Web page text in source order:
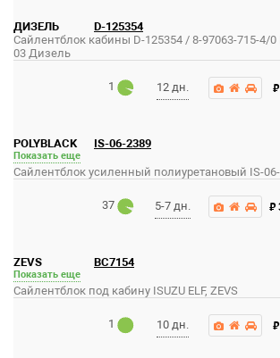
ДИЗЕЛЬ
D-125354
Сайлентблок кабины D-125354 / 8-97063-715-4/0
03 Дизель
1 12 дн. ₽
POLYBLACK
Показать еще
IS-06-2389
Сайлентблок усиленный полиуретановый IS-
37 5-7 дн. ₽
ZEVS
Показать еще
BC7154
Сайлентблок под кабину ISUZU ELF, ZEVS
1 10 дн. ₽